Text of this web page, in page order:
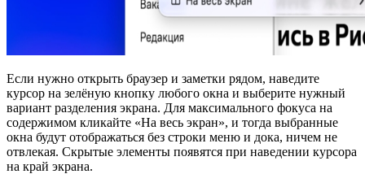
Если нужно открыть браузер и заметки рядом, наведите
курсор на зелёную кнопку любого окна и выберите нужный
вариант разделения экрана. Для максимального фокуса на
содержимом кликайте «На весь экран», и тогда выбранные
окна будут отображаться без строки меню и дока, ничем не
отвлекая. Скрытые элементы появятся при наведении курсора
на край экрана.